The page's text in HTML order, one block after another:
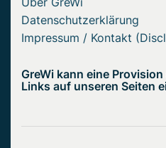
Datenschutzerklärung
Impressum / Kontakt
GreWi kann eine
Links auf unseren Seiten